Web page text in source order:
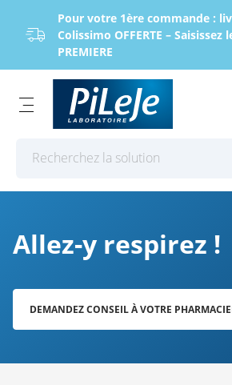
Pour votre 1ère commande :
Colissimo OFFERTE – Saisissez
PREMIERE
Allez-y respirez !
DEMANDEZ CONSEIL À VOTRE